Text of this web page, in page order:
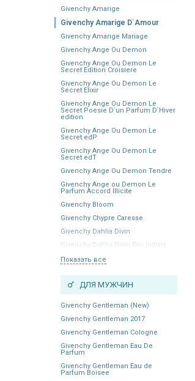
Givenchy Amarige
Givenchy Amarige D`Amour
Givenchy Amarige Mariage
Givenchy Ange Ou Demon
Givenchy Ange Ou Demon Le
Secret Edition Croisiere
Givenchy Ange Ou Demon Le
Secret Elixir
Givenchy Ange Ou Demon Le
Secret Poesie D`un Parfum D`Hiver
edition
Givenchy Ange Ou Demon Le
Secret edP
Givenchy Ange Ou Demon Le
Secret edT
Givenchy Ange Ou Demon Tendre
Givenchy Ange ou Demon Le
Parfum Accord Illicite
Givenchy Bloom
Givenchy Chypre Caresse
Givenchy Dahlia Divin
Givenchy Dahlia Divin Eau Initiale
Показать все
ДЛЯ МУЖЧИН
Givenchy Gentleman (New)
Givenchy Gentleman 2017
Givenchy Gentleman Cologne
Givenchy Gentleman Eau De
Parfum
Givenchy Gentleman Eau de
Parfum Boisee